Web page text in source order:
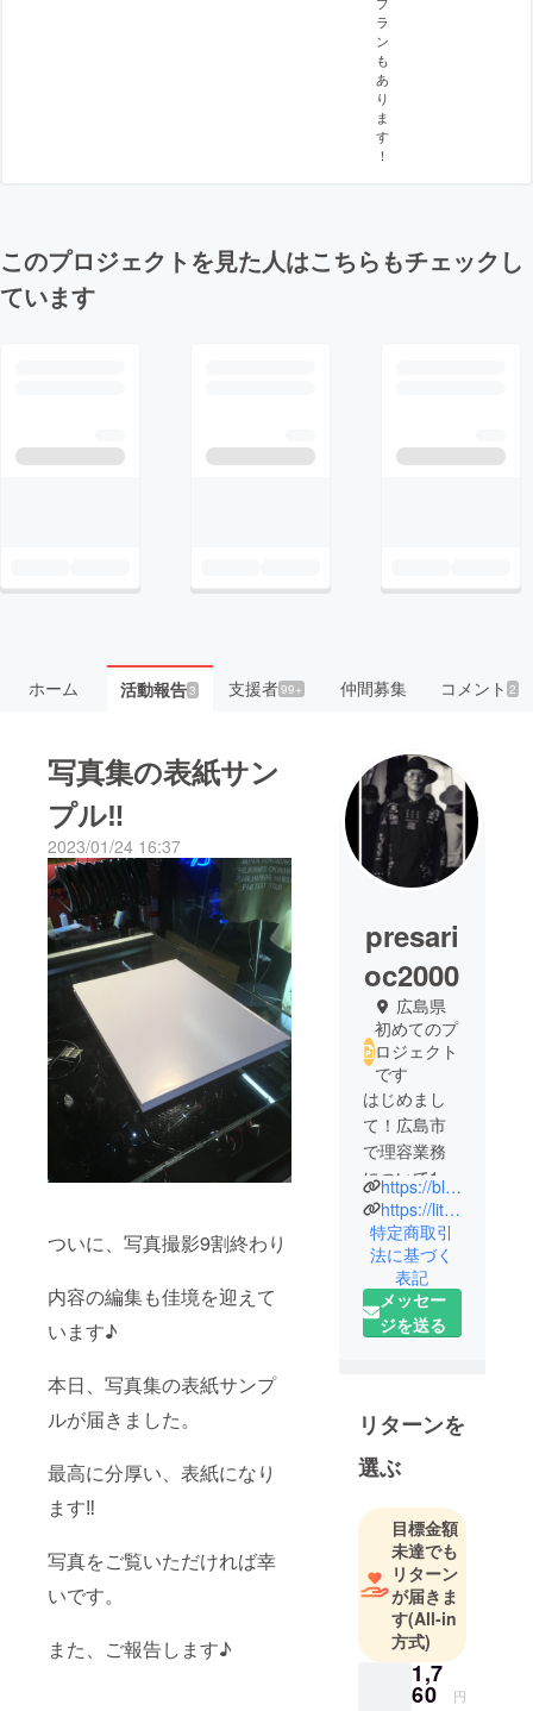
ラ
ン
も
あ
り
ま
す
！
このプロジェクトを見た人はこちらもチェックし
ています
ホーム 活動報告3 支援者99+ 仲間募集 コメント2
写真集の表紙サン
プル‼︎
2023/01/24 16:37
ついに、写真撮影9割終わり
内容の編集も佳境を迎えて
います♪
本日、写真集の表紙サンプ
ルが届きました。
最高に分厚い、表紙になり
ます‼︎
写真をご覧いただければ幸
いです。
また、ご報告します♪
presari
oc2000
広島県
初めてのプ
ロジェクト
です
はじめまし
て！広島市
で理容業務
について18
歳の頃から
携わる
垣野内秀樹
と申しま
す。
現在58歳で
服製造、卸
し売り業務
も行ってい
どうぞ、宜
しくお願い
します。
https://bluevelvets.com
https://lit.link/bvgrooming
特定商取引
法に基づく
表記
メッセー
ジを送る
リターンを
選ぶ
目標金額
未達でも
リターン
が届きま
す(All-in
方式)
1,7
60 円